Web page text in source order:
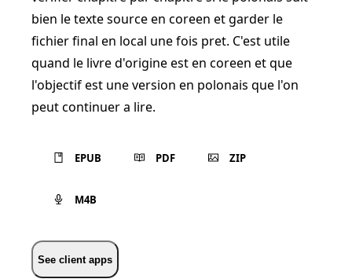
bien le texte source en coreen et garder le
fichier final en local une fois pret. C'est utile
quand le livre d'origine est en coreen et que
l'objectif est une version en polonais que l'on
peut continuer a lire.
EPUB PDF ZIP
M4B
See client apps